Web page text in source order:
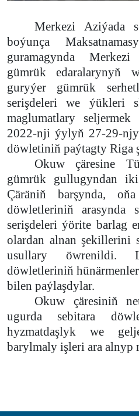
Merkezi Aziýada
boýunça
guramagynda
gümrük edaralarynyň
guryýer gümrük
serişdeleri we ýükleri
maglumatlary
2022-nji ýylyň 27-29-
döwletiniň paýtagty Riga
Okuw çäresine
gümrük gullugyndan
Çäräniň barşynda,
döwletleriniň arasynda
serişdeleri ýörite barlag
olardan alnan şekillerini
usullary öwrenildi.
döwletleriniň
bilen paýlaşdylar.
Okuw çäresiniň
ugurda sebitara
hyzmatdaşlyk we
barylmaly işleri ara alnyp